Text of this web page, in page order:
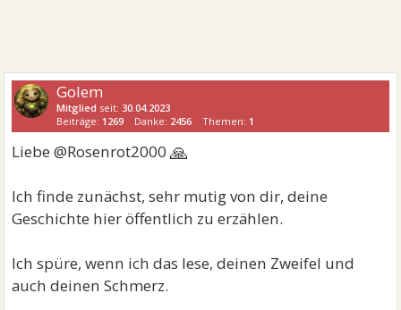
Golem
Mitglied seit: 30.04.2023
Beiträge: 1269 Danke: 2456 Themen: 1
Liebe @Rosenrot2000🙏
Ich finde zunächst, sehr mutig von dir, deine
Geschichte hier öffentlich zu erzählen.
Ich spüre, wenn ich das lese, deinen Zweifel und
auch deinen Schmerz.